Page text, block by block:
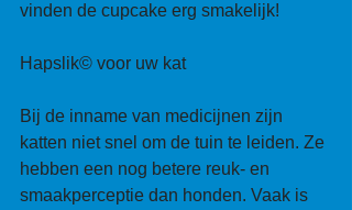
vinden de cupcake erg smakelijk!
Hapslik© voor uw kat
Bij de inname van medicijnen zijn
katten niet snel om de tuin te leiden. Ze
hebben een nog betere reuk- en
smaakperceptie dan honden. Vaak is